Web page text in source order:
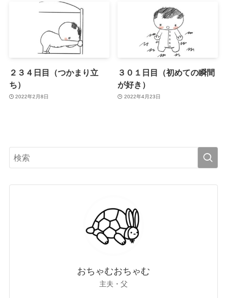
２３４日目（つかまり立
ち）
2022年2月8日
３０１日目（初めての瞬間
が好き）
2022年4月23日
おちゃむおちゃむ
主夫・父